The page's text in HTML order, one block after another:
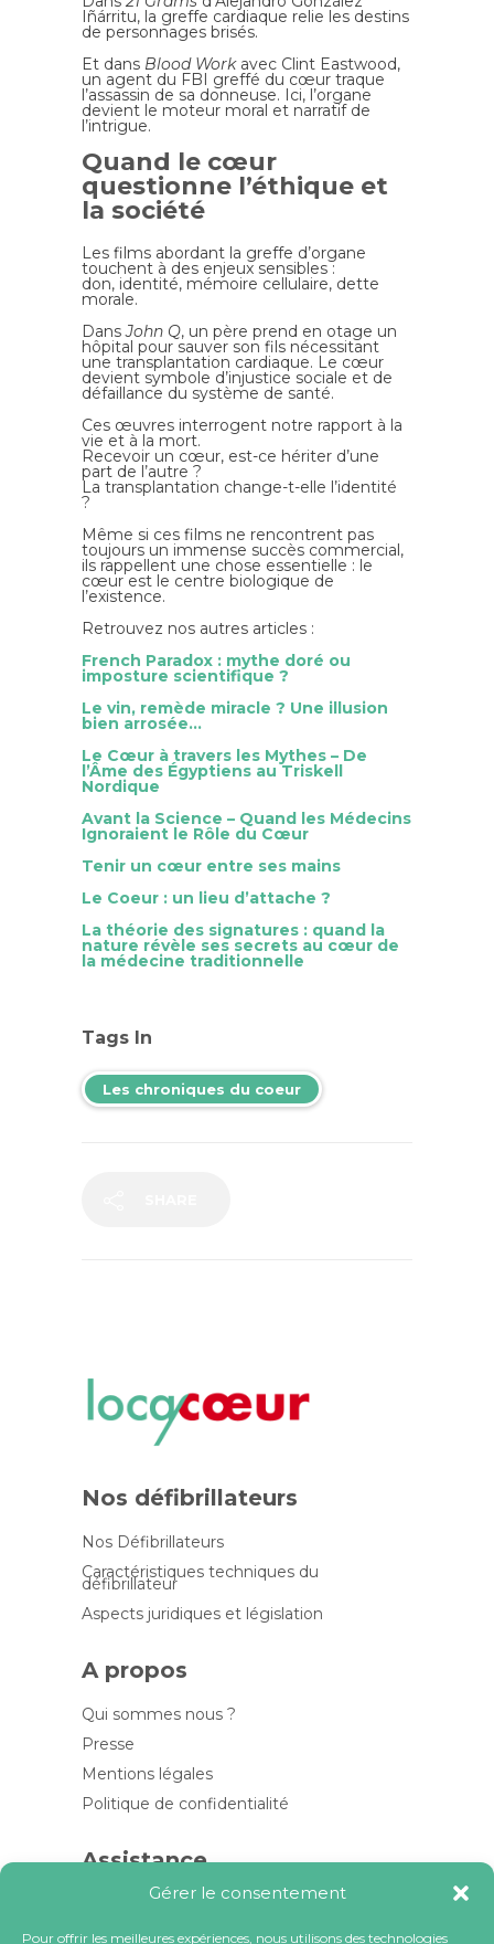
Gérer le consentement
Pour offrir les meilleures expériences, nous utilisons des technologies
Iñárritu, la greffe cardiaque relie les destins
de personnages brisés.
Et dans Blood Workavec Clint Eastwood,
un agent du FBI greffé du cœur traque
l’assassin de sa donneuse. Ici, l’organe
devient le moteur moral et narratif de
l’intrigue.
Quand le cœur
questionne l’éthique et
la société
Les films abordant la greffe d’organe
touchent à des enjeux sensibles :
don, identité, mémoire cellulaire, dette
morale.
DansJohn Q, un père prend en otage un
hôpital pour sauver son fils nécessitant
une transplantation cardiaque. Le cœur
devient symbole d’injustice sociale et de
défaillance du système de santé.
Ces œuvres interrogent notre rapport à la
vie et à la mort.
Recevoir un cœur, est-ce hériter d’une
part de l’autre ?
La transplantation change-t-elle l’identité
?
Même si ces films ne rencontrent pas
toujours un immense succès commercial,
ils rappellent une chose essentielle : le
cœur est le centre biologique de
l’existence.
Retrouvez nos autres articles :
French Paradox : mythe doré ou
imposture scientifique ?
Le vin, remède miracle ? Une illusion
bien arrosée…
Le Cœur à travers les Mythes – De
l’Âme des Égyptiens au Triskell
Nordique
Avant la Science – Quand les Médecins
Ignoraient le Rôle du Cœur
Tenir un cœur entre ses mains
Le Coeur : un lieu d’attache ?
La théorie des signatures : quand la
nature révèle ses secrets au cœur de
la médecine traditionnelle
Tags In
Les chroniques du coeur
Nos défibrillateurs
Nos Défibrillateurs
Caractéristiques techniques du
défibrillateur
Aspects juridiques et législation
A propos
Qui sommes nous ?
Presse
Mentions légales
Politique de confidentialité
Assistance
Contactez-nous
FAQ